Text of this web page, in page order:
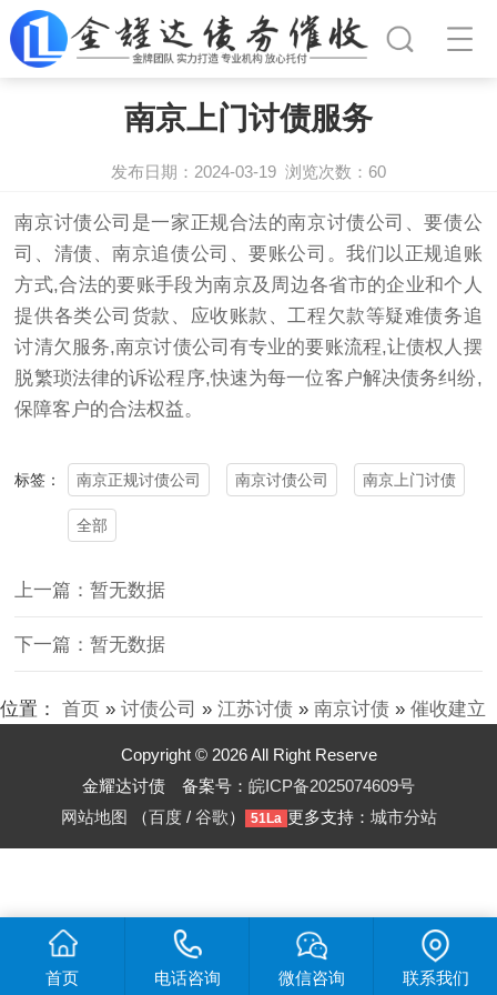
南京上门讨债服务
发布日期：2024-03-19 浏览次数： 60
南京讨债公司 是一家正规合法的南京讨债公司 、要债公
司、清债、南京追债公司、要账公司。我们以正规追账
方式,合法的要账手段为南京及周边各省市的企业和个人
提供各类公司货款、应收账款、工程欠款等疑难债务追
讨清欠服务,南京讨债公司有专业的要账流程,让债权人摆
脱繁琐法律的诉讼程序,快速为每一位客户解决债务纠纷,
保障客户的合法权益。
标签： 南京正规讨债公司 南京讨债公司 南京上门讨债
全部
上一篇：暂无数据
下一篇：暂无数据
位置： 首页 » 讨债公司 » 江苏讨债 » 南京讨债 » 催收建立
Copyright © 2026 All Right Reserve
金耀达讨债 备案号： 皖ICP备2025074609号
网站地图 （百度/ 谷歌） 51La 更多支持： 城市分站
首页 电话咨询 微信咨询 联系我们